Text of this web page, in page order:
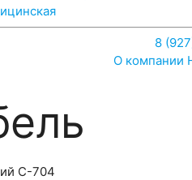
8
О компании
С-704